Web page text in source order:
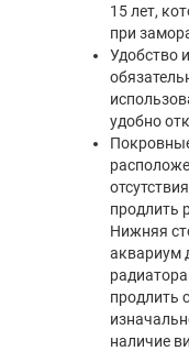
15 лет,
при
Удобство
удобно
продлить
Нижняя
аквариум
продлить
наличие